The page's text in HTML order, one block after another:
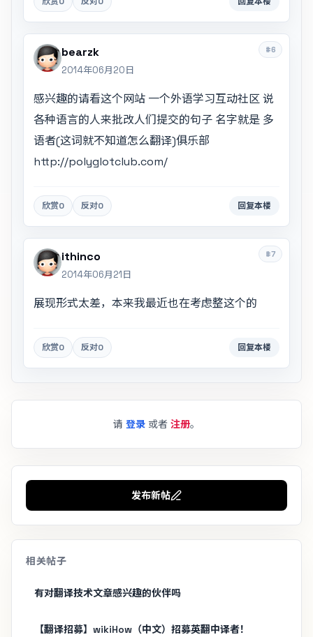
#6
bearzk
2014年06月20日
感兴趣的请看这个网站 一个外语学习互动社区 说
各种语言的人来批改人们提交的句子 名字就是 多
语者(这词就不知道怎么翻译)俱乐部
http://polyglotclub.com/
欣赏0 反对0 回复本楼
#7
ithinco
2014年06月21日
展现形式太差，本来我最近也在考虑整这个的
欣赏0 反对0 回复本楼
请 登录 或者 注册。
发布新帖
相关帖子
有对翻译技术文章感兴趣的伙伴吗
【翻译招募】wikiHow（中文）招募英翻中译者！